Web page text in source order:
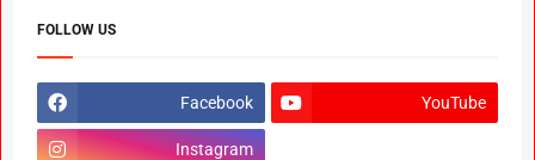
FOLLOW US
Facebook YouTube
Instagram